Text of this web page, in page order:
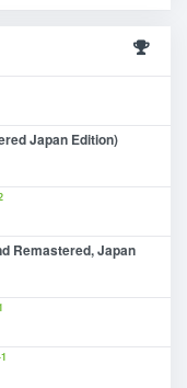
Japan Edition)
Remastered, Japan